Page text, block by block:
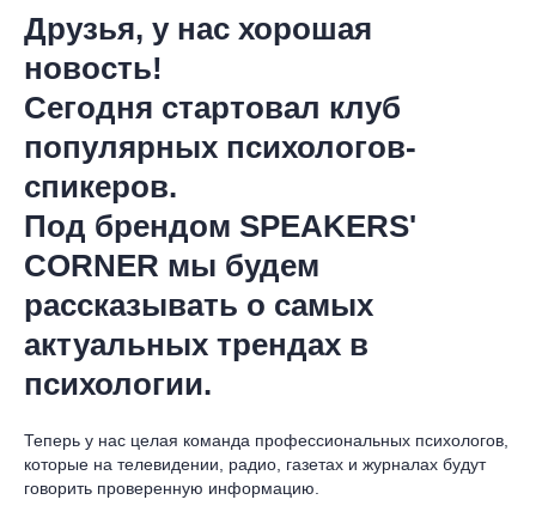
Друзья, у нас хорошая
новость!
Сегодня стартовал клуб
популярных психологов-
спикеров.
Под брендом SPEAKERS'
CORNER мы будем
рассказывать о самых
актуальных трендах в
психологии.
Теперь у нас целая команда профессиональных психологов,
которые на телевидении, радио, газетах и журналах будут
говорить проверенную информацию.